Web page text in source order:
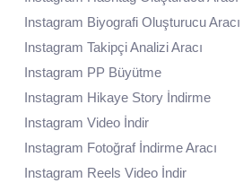
Instagram Biyografi Oluşturucu Aracı
Instagram Takipçi Analizi Aracı
Instagram PP Büyütme
Instagram Hikaye Story İndirme
Instagram Video İndir
Instagram Fotoğraf İndirme Aracı
Instagram Reels Video İndir